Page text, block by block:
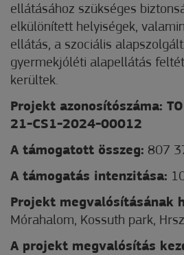
ellátásához szükséges
elkülönített helyiségek,
ellátás, a szociális
gyermekjóléti alapellátás
kerültek.
Projekt azonosítószáma:
21-CS1-2024-00012
A támogatott összeg: 807
A támogatás intenzitása:
Projekt megvalósításának
Mórahalom, Kossuth park,
A projekt megvalósítás